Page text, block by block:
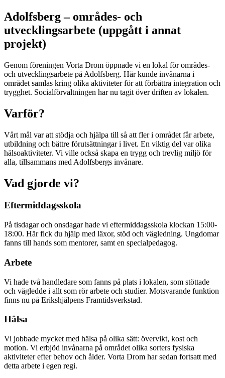
Adolfsberg – områdes- och
utvecklingsarbete (uppgått i annat
projekt)
Genom föreningen Vorta Drom öppnade vi en lokal för områdes-
och utvecklingsarbete på Adolfsberg. Här kunde invånarna i
området samlas kring olika aktiviteter för att förbättra integration och
trygghet. Socialförvaltningen har nu tagit över driften av lokalen.
Varför?
Vårt mål var att stödja och hjälpa till så att fler i området får arbete,
utbildning och bättre förutsättningar i livet. En viktig del var olika
hälsoaktiviteter. Vi ville också skapa en trygg och trevlig miljö för
alla, tillsammans med Adolfsbergs invånare.
Vad gjorde vi?
Eftermiddagsskola
På tisdagar och onsdagar hade vi eftermiddagsskola klockan 15:00-
18:00. Här fick du hjälp med läxor, stöd och vägledning. Ungdomar
fanns till hands som mentorer, samt en specialpedagog.
Arbete
Vi hade två handledare som fanns på plats i lokalen, som stöttade
och vägledde i allt som rör arbete och studier. Motsvarande funktion
finns nu på Erikshjälpens Framtidsverkstad.
Hälsa
Vi jobbade mycket med hälsa på olika sätt: övervikt, kost och
motion. Vi erbjöd invånarna på området olika sorters fysiska
aktiviteter efter behov och ålder. Vorta Drom har sedan fortsatt med
detta arbete i egen regi.